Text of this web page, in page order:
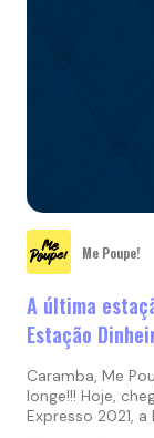
Me Poupe!
A última
Estação
Caramba, Me
longe!!! Hoje,
Expresso 2021,